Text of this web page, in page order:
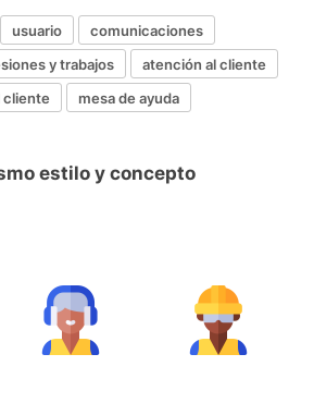
usuario
comunicaciones
y trabajos
atención al cliente
cliente
mesa de ayuda
estilo y concepto